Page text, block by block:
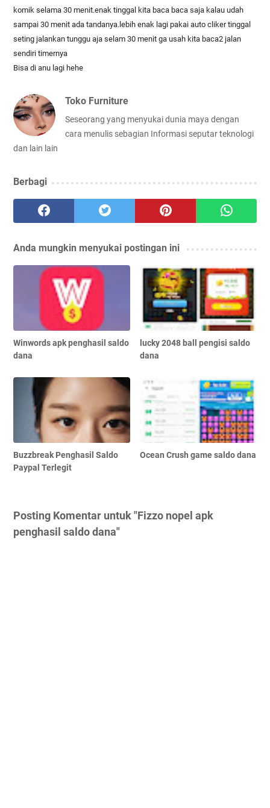
komik selama 30 menit.enak tinggal kita baca baca saja kalau udah
sampai 30 menit ada tandanya.lebih enak lagi pakai auto cliker tinggal
seting jalankan tunggu aja selam 30 menit ga usah kita baca2 jalan
sendiri timernya
Bisa di anu lagi hehe
Toko Furniture
Seseorang yang menyukai dunia maya dengan
cara menulis sebagian Informasi seputar teknologi
dan lain lain
Berbagi
Anda mungkin menyukai postingan ini
Winwords apk penghasil saldo
dana
lucky 2048 ball pengisi saldo
dana
Buzzbreak Penghasil Saldo
Paypal Terlegit
Ocean Crush game saldo dana
Posting Komentar untuk "Fizzo nopel apk
penghasil saldo dana"